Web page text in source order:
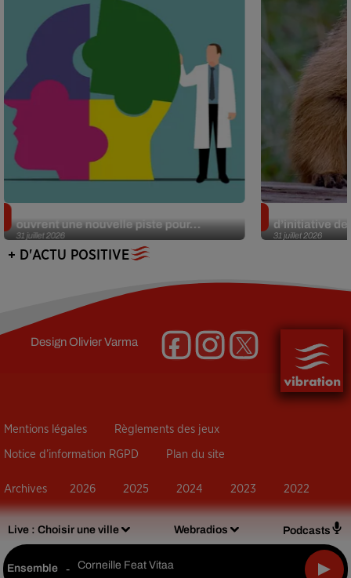
Live : Choisir une ville Webradios Podcasts
Ensemble - Corneille Feat Vitaa
31 juillet 2026
ouvrent une nouvelle piste pour...
31 juillet 2026
d’initiative
+ D'ACTU POSITIVE
DesignOlivier Varma
Mentions légales Règlements des jeux
Notice d’information RGPD Plan du site
Archives 2026 2025 2024 2023 2022